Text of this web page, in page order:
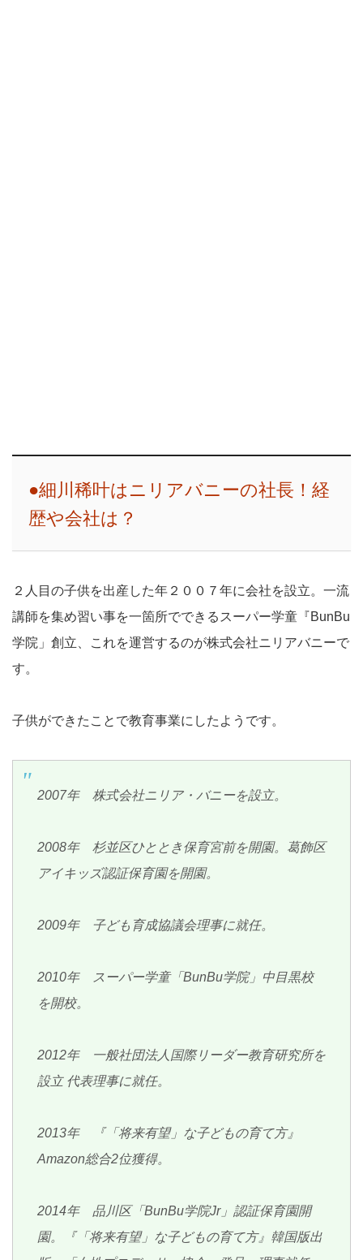
●細川稀叶はニリアバニーの社長！経
歴や会社は？
２人目の子供を出産した年２００７年に会社を設立。一流
講師を集め習い事を一箇所でできるスーパー学童『BunBu
学院」創立、これを運営するのが株式会社ニリアバニーで
す。
子供ができたことで教育事業にしたようです。
2007年 株式会社ニリア・バニーを設立。
2008年 杉並区ひととき保育宮前を開園。葛飾区
アイキッズ認証保育園を開園。
2009年 子ども育成協議会理事に就任。
2010年 スーパー学童「BunBu学院」中目黒校
を開校。
2012年 一般社団法人国際リーダー教育研究所を
設立 代表理事に就任。
2013年 『「将来有望」な子どもの育て方』
Amazon総合2位獲得。
2014年 品川区「BunBu学院Jr」認証保育園開
園。『「将来有望」な子どもの育て方』韓国版出